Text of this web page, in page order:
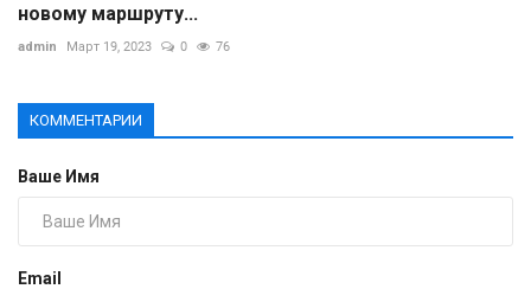
новому маршруту...
admin Март 19, 2023 0 76
КОММЕНТАРИИ
Ваше Имя
Email